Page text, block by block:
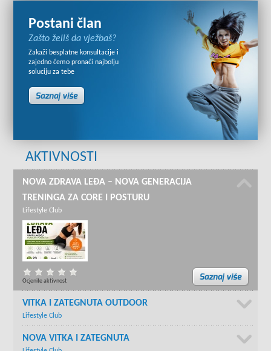
Postani član
Zašto želiš da vježbaš?
Zakaži besplatne konsultacije i
zajedno ćemo pronaći najbolju
soluciju za tebe
AKTIVNOSTI
NOVA ZDRAVA LEĐA – NOVA GENERACIJA
TRENINGA ZA CORE I POSTURU
Lifestyle Club
Ocjenite aktivnost
VITKA I ZATEGNUTA OUTDOOR
Lifestyle Club
NOVA VITKA I ZATEGNUTA